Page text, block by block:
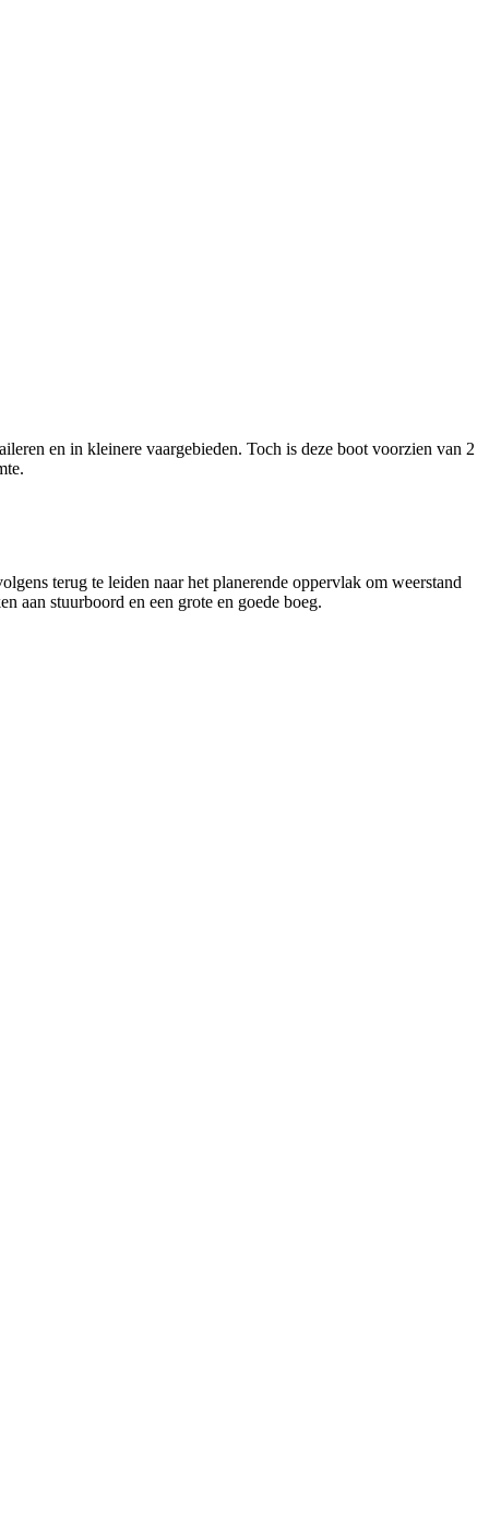
en in kleinere vaargebieden. Toch is deze boot voorzien van 2
terug te leiden naar het planerende oppervlak om weerstand
aan stuurboord en een grote en goede boeg.